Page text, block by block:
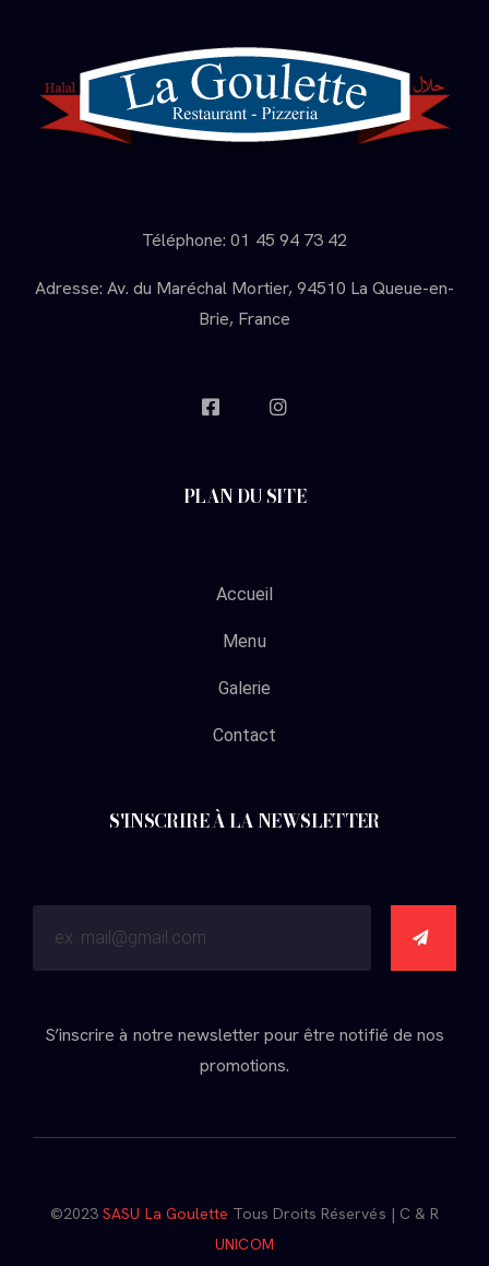
Téléphone: 01 45 94 73 42
Adresse: Av. du Maréchal Mortier, 94510 La Queue-en-
Brie, France
PLAN DU SITE
Accueil
Menu
Galerie
Contact
S'INSCRIRE À LA NEWSLETTER
S’inscrire à notre newsletter pour être notifié de nos
promotions.
©2023SASU La Goulette Tous Droits Réservés | C & R
UNICOM